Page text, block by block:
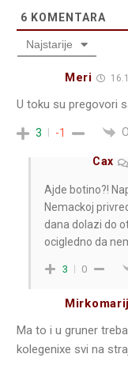
6 KOMENTARA
Najstarije
Meri
U toku su pregovori
3 -1
Cax
Ajde botino?!
Nemackoj
dana dolazi do
ocigledno da
3 0
Ma to i u gruner
kolegenixe svi na